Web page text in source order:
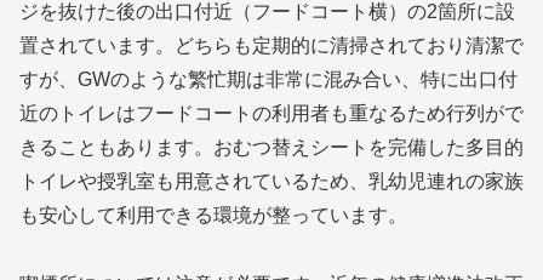
ジを抜けた後の出口付近（フードコート横）の2箇所に設
置されています。どちらも定期的に清掃されており清潔で
すが、GWのような繁忙期は非常に混み合い、特に出口付
近のトイレはフードコートの利用者も重なるため行列がで
きることもあります。おむつ替えシートを完備した多目的
トイレや授乳室も用意されているため、乳幼児連れの家族
も安心して利用できる環境が整っています。